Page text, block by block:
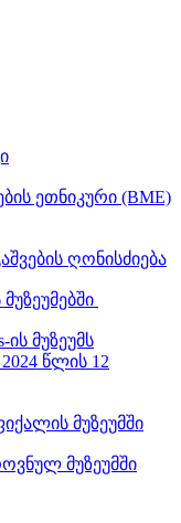
ეთნიკური (BME)
ღონისძიება
ის მუზეუმს
წლის 12
მუზეუმში
მუზეუმში